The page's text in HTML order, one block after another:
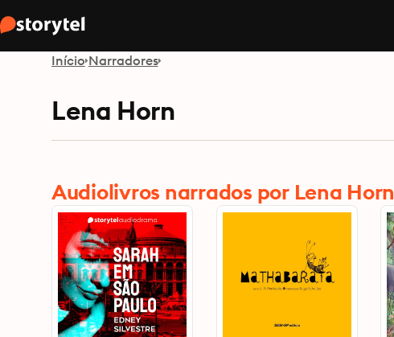
Início Narradores
Lena Horn
Audiolivros narrados por Lena Horn